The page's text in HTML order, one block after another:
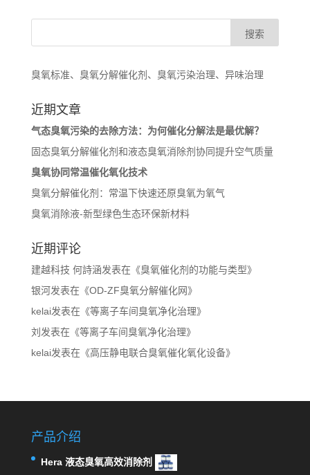
臭氧标准、臭氧分解催化剂、臭氧污染治理、异味治理
近期文章
气态臭氧污染的去除方法：为何催化分解法是最优解？
固态臭氧分解催化剂和液态臭氧消除剂协同提升空气质量
臭氧协同常温催化氧化技术
臭氧分解催化剂：常温下快速还原臭氧为氧气
臭氧消除液-新型绿色生态环保新材料
近期评论
建越科技 何詩涵发表在《臭氧催化剂的功能与类型》
银河发表在《OD-ZF臭氧分解催化网》
kelai发表在《等离子车间臭氧净化治理》
刘 发表在《等离子车间臭氧净化治理》
kelai发表在《高压静电联合臭氧催化氧化设备》
产品介绍
Hera 液态臭氧高效消除剂